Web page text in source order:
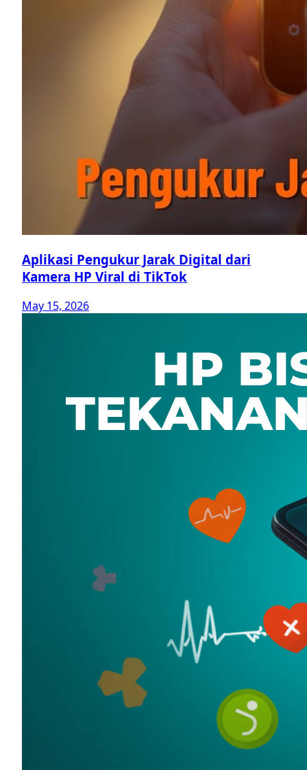
Aplikasi Pengukur Jarak Digital dari
Kamera HP Viral di TikTok
May 15, 2026